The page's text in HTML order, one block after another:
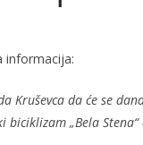
informacija:
Kruševca da će se
biciklizam „Bela